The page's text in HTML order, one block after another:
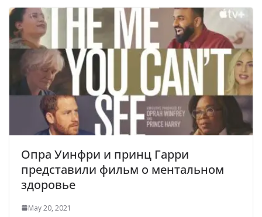
Опра Уинфри и принц Гарри
представили фильм о ментальном
здоровье
May 20, 2021